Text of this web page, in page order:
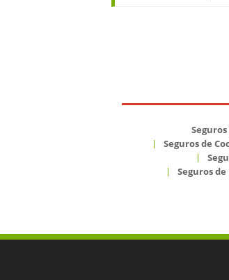
Seguros de
Seguros